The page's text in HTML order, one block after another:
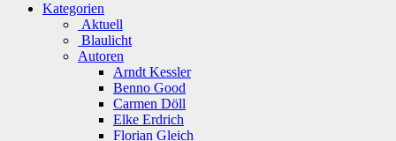
Kategorien
Aktuell
Blaulicht
Autoren
Arndt Kessler
Benno Good
Carmen Döll
Elke Erdrich
Florian Gleich